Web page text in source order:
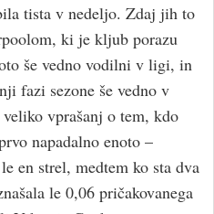
tista v nedeljo. Zdaj jih to
ki je kljub porazu
še vedno vodilni v ligi, in
fazi sezone še vedno v
vprašanj o tem, kdo
napadalno enoto –
en strel, medtem ko sta dva
le 0,06 pričakovanega